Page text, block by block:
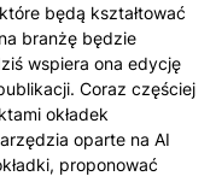
będą kształtować
branżę będzie
wspiera ona edycję
Coraz częściej
okładek
oparte na AI
proponować